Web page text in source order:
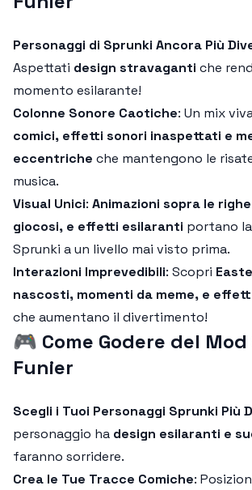
Personaggi di Sprunki Ancora Più
Aspettati design stravaganti che
momento esilarante!
Colonne Sonore Caotiche: Un mix
comici, effetti sonori inaspettati e
eccentriche che mantengono le
musica.
Visual Unici: Animazioni sopra le
giocosi, e effetti esilaranti portano
Sprunki a un livello mai visto prima.
Interazioni Imprevedibili: Scopri
nascosti, momenti da meme, e
che aumentano il divertimento!
🎮 Come Godere del
Funier
Scegli i Tuoi Personaggi Sprunki Più
personaggio ha design esilaranti e
faranno sorridere.
Crea le Tue Tracce Comiche: